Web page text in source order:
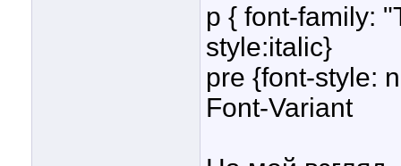
p { font-family:
style:italic}
pre {font-style:
Font-Variant